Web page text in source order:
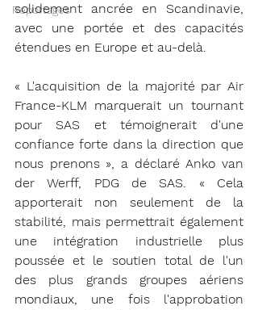
Reportages
solidement ancrée en Scandinavie,
avec une portée et des capacités
étendues en Europe et au-delà.
« L'acquisition de la majorité par Air
France-KLM marquerait un tournant
pour SAS et témoignerait d'une
confiance forte dans la direction que
nous prenons », a déclaré Anko van
der Werff, PDG de SAS. « Cela
apporterait non seulement de la
stabilité, mais permettrait également
une intégration industrielle plus
poussée et le soutien total de l'un
des plus grands groupes aériens
mondiaux, une fois l'approbation